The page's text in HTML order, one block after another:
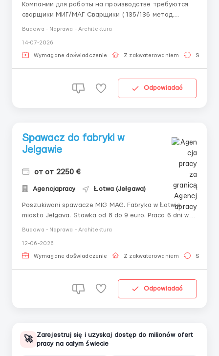
Компании для работы на производстве требуются
сварщики МИГ/МАГ Сварщики ( 135/136 метод
будет считаться преимущиством Сварочные
сертификаты будет считаться преимущиством
Budowa - Naprawa - Architektura
14-07-2026
Wymagane doświadczenie Z zakwaterowaniem Stała
Odpowiadać
Spawacz do fabryki w
Jelgawie
от от 2250 €
Agencjapracy Łotwa (Jełgawa)
Poszukiwani spawacze MIG MAG. Fabryka w Łotwie,
miasto Jelgava. Stawka od 8 do 9 euro. Praca 6 dni w
opłaca pracodawca. Opłaty komunalne w wysokości 50
euro miesięcznie opłaca pracownik. Odzież robocza i
Budowa - Naprawa - Architektura
12-06-2026
Wymagane doświadczenie Z zakwaterowaniem Stała
Odpowiadać
🚀
Zarejestruj się i uzyskaj dostęp do milionów ofert
pracy na całym świecie